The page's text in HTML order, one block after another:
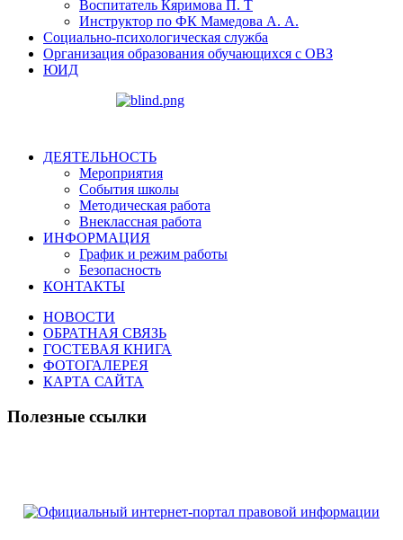
Воспитатель Кяримова П. Т
Инструктор по ФК Мамедова А. А.
Социально-психологическая служба
Организация образования обучающихся с ОВЗ
ЮИД
ДЕЯТЕЛЬНОСТЬ
Мероприятия
События школы
Методическая работа
Внеклассная работа
ИНФОРМАЦИЯ
График и режим работы
Безопасность
КОНТАКТЫ
НОВОСТИ
ОБРАТНАЯ СВЯЗЬ
ГОСТЕВАЯ КНИГА
ФОТОГАЛЕРЕЯ
КАРТА САЙТА
Полезные ссылки